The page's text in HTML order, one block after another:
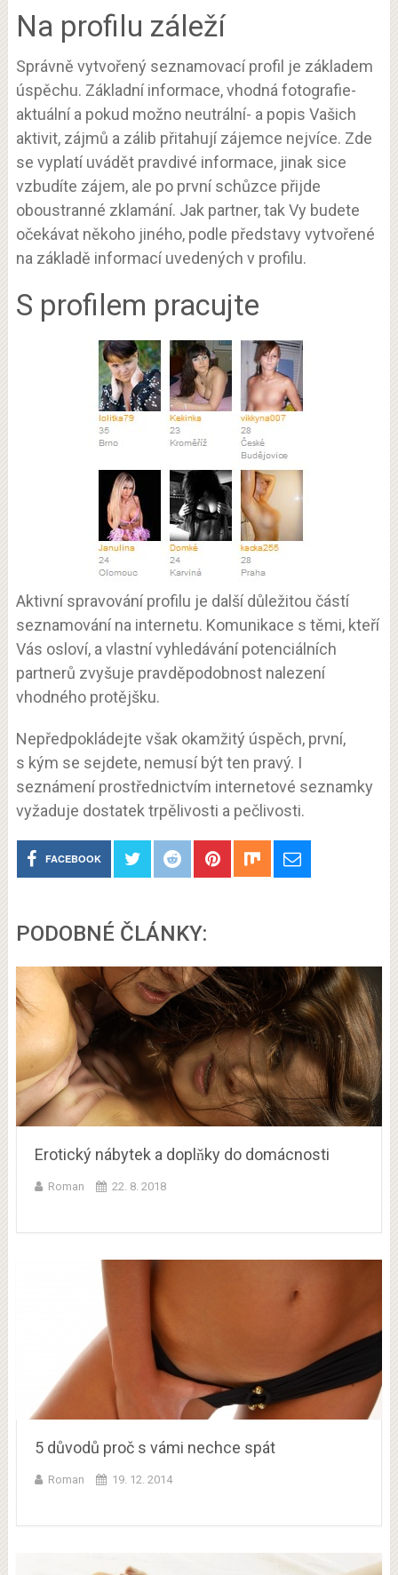
Na profilu záleží
Správně vytvořený seznamovací profil je základem
úspěchu. Základní informace, vhodná fotografie-
aktuální a pokud možno neutrální- a popis Vašich
aktivit, zájmů a zálib přitahují zájemce nejvíce. Zde
se vyplatí uvádět pravdivé informace, jinak sice
vzbudíte zájem, ale po první schůzce přijde
oboustranné zklamání. Jak partner, tak Vy budete
očekávat někoho jiného, podle představy vytvořené
na základě informací uvedených v profilu.
S profilem pracujte
Aktivní spravování profilu je další důležitou částí
seznamování na internetu. Komunikace s těmi, kteří
Vás osloví, a vlastní vyhledávání potenciálních
partnerů zvyšuje pravděpodobnost nalezení
vhodného protějšku.
Nepředpokládejte však okamžitý úspěch, první,
s kým se sejdete, nemusí být ten pravý. I
seznámení prostřednictvím internetové seznamky
vyžaduje dostatek trpělivosti a pečlivosti.
FACEBOOK
PODOBNÉ ČLÁNKY:
Erotický nábytek a doplňky do domácnosti
Roman 22. 8. 2018
5 důvodů proč s vámi nechce spát
Roman 19. 12. 2014